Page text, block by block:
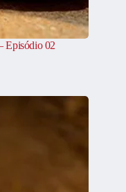
Episódio 02